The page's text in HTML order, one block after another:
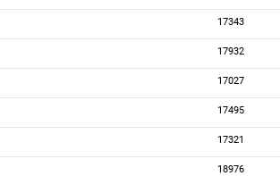
17343
17932
17027
17495
17321
18976